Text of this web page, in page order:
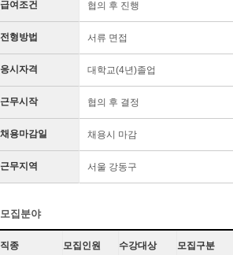
급여조건 협의 후 진행
전형방법 서류 면접
응시자격 대학교(4년)졸업
근무시작 협의 후 결정
채용마감일 채용시 마감
근무지역 서울 강동구
모집분야
직종 모집인원 수강대상 모집구분